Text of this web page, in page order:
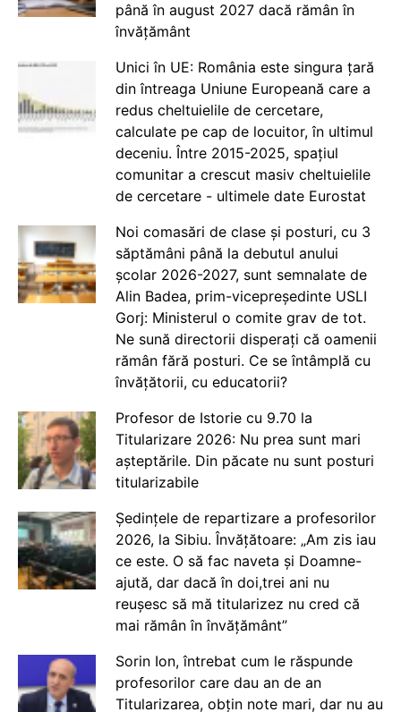
până în august 2027 dacă rămân în
învățământ
Unici în UE: România este singura țară
din întreaga Uniune Europeană care a
redus cheltuielile de cercetare,
calculate pe cap de locuitor, în ultimul
deceniu. Între 2015-2025, spațiul
comunitar a crescut masiv cheltuielile
de cercetare - ultimele date Eurostat
Noi comasări de clase și posturi, cu 3
săptămâni până la debutul anului
școlar 2026-2027, sunt semnalate de
Alin Badea, prim-vicepreședinte USLI
Gorj: Ministerul o comite grav de tot.
Ne sună directorii disperați că oamenii
rămân fără posturi. Ce se întâmplă cu
învățătorii, cu educatorii?
Profesor de Istorie cu 9.70 la
Titularizare 2026: Nu prea sunt mari
așteptările. Din păcate nu sunt posturi
titularizabile
Ședințele de repartizare a profesorilor
2026, la Sibiu. Învățătoare: „Am zis iau
ce este. O să fac naveta și Doamne-
ajută, dar dacă în doi,trei ani nu
reușesc să mă titularizez nu cred că
mai rămân în învățământ”
Sorin Ion, întrebat cum le răspunde
profesorilor care dau an de an
Titularizarea, obțin note mari, dar nu au